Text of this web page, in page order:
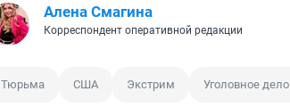
Алена Смагина
Корреспондент оперативной редакции
Тюрьма США Экстрим Уголовное дело